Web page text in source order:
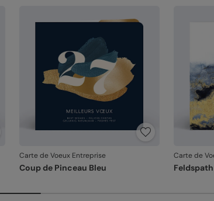
Carte de Voeux Entreprise
Coup de Pinceau Bleu
Carte de
Feldspath